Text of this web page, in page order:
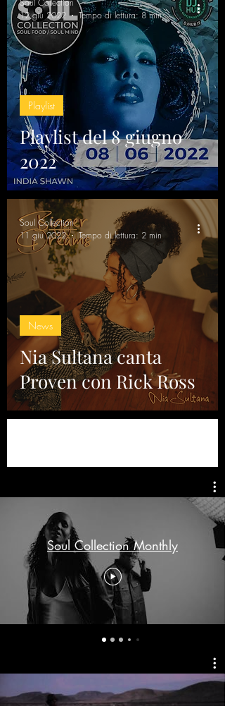
Playlist del 8 giugno
2022
Playlist
Soul Collection
12 giu 2022
Tempo di lettura: 8 min
Nia Sultana canta
Proven con Rick Ross
News
Soul Collection
11 giu 2022
Tempo di lettura: 2 min
Soul Collection Monthly